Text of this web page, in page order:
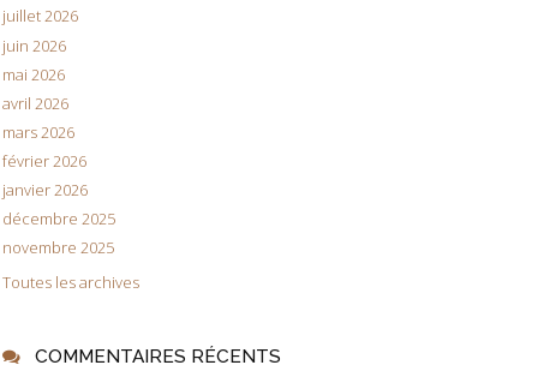
juillet 2026
juin 2026
mai 2026
avril 2026
mars 2026
février 2026
janvier 2026
décembre 2025
novembre 2025
Toutes les archives
COMMENTAIRES RÉCENTS